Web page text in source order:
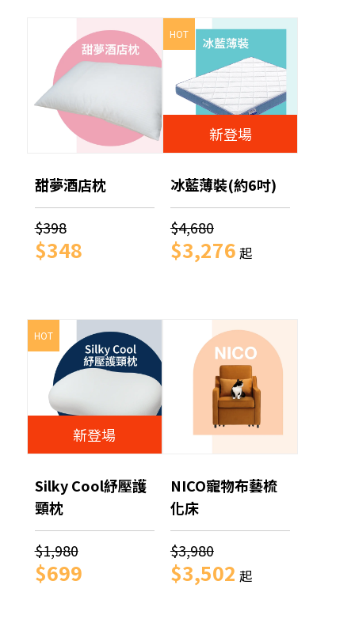
甜夢酒店枕
$398
$348
HOT
新登場
冰藍薄裝(約6吋)
$4,680
$3,276 起
HOT
新登場
Silky Cool紓壓護
頸枕
$1,980
$699
NICO寵物布藝梳
化床
$3,980
$3,502 起